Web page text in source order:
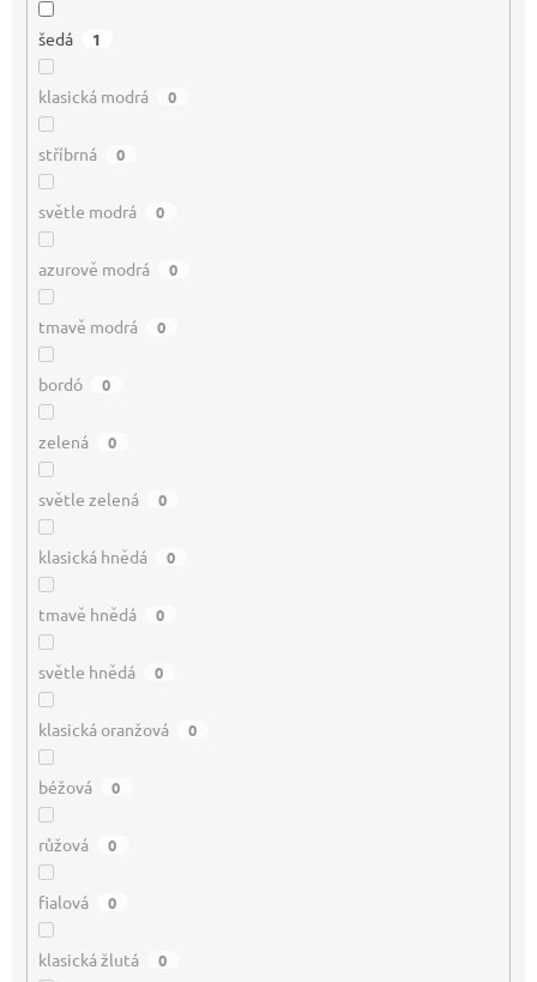
šedá 1
klasická modrá 0
stříbrná 0
světle modrá 0
azurově modrá 0
tmavě modrá 0
bordó 0
zelená 0
světle zelená 0
klasická hnědá 0
tmavě hnědá 0
světle hnědá 0
klasická oranžová 0
béžová 0
růžová 0
fialová 0
klasická žlutá 0